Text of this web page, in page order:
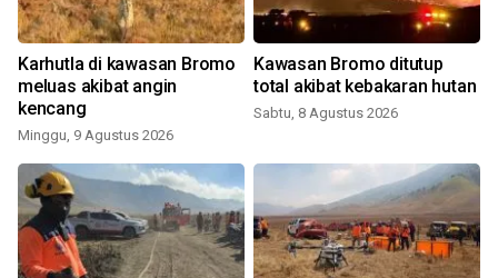
Karhutla di kawasan Bromo
meluas akibat angin
kencang
Minggu, 9 Agustus 2026
Kawasan Bromo ditutup
total akibat kebakaran hutan
Sabtu, 8 Agustus 2026